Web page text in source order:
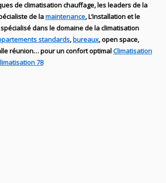
declimatisation chauffage, les leadersde la
de lamaintenance, L’installationet le
spécialisé dans le domaine de laclimatisation
standards, bureaux, open space,
réunion… pour un confort optimalClimatisation
78